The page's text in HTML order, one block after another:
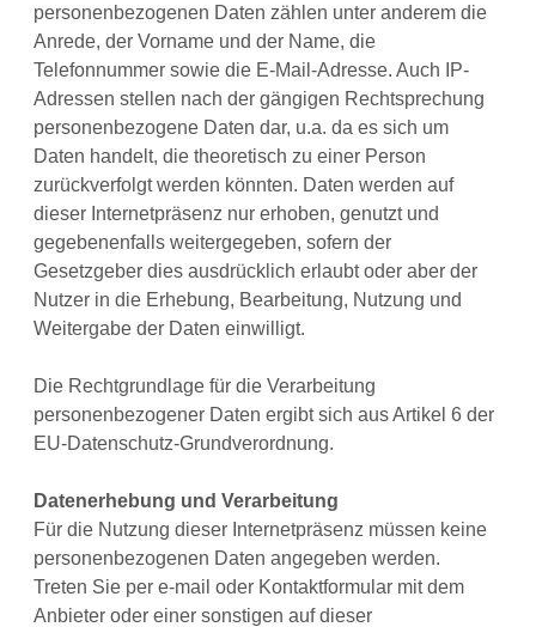
personenbezogenen Daten zählen unter anderem die
Anrede, der Vorname und der Name, die
Telefonnummer sowie die E-Mail-Adresse. Auch IP-
Adressen stellen nach der gängigen Rechtsprechung
personenbezogene Daten dar, u.a. da es sich um
Daten handelt, die theoretisch zu einer Person
zurückverfolgt werden könnten. Daten werden auf
dieser Internetpräsenz nur erhoben, genutzt und
gegebenenfalls weitergegeben, sofern der
Gesetzgeber dies ausdrücklich erlaubt oder aber der
Nutzer in die Erhebung, Bearbeitung, Nutzung und
Weitergabe der Daten einwilligt.
Die Rechtgrundlage für die Verarbeitung
personenbezogener Daten ergibt sich aus Artikel 6 der
EU-Datenschutz-Grundverordnung.
Datenerhebung und Verarbeitung
Für die Nutzung dieser Internetpräsenz müssen keine
personenbezogenen Daten angegeben werden.
Treten Sie per e-mail oder Kontaktformular mit dem
Anbieter oder einer sonstigen auf dieser